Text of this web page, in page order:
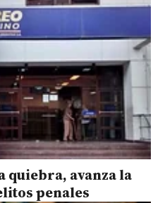
quiebra, avanza la
penales